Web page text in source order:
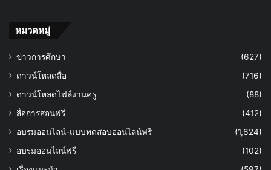
หมวดหมู่
ข่าวการศึกษา
(627)
ดาวน์โหลดสื่อ
(716)
ดาวน์โหลดไฟล์งานครู
(88)
สื่อการสอนฟรี
(412)
อบรมออนไลน์-แบบทดสอบออนไลน์ฟรี
(1,624)
อบรมออนไลน์ฟรี
(102)